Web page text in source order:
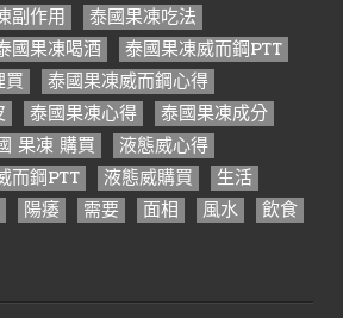
副作用
泰國果凍吃法
國果凍喝酒
泰國果凍威而鋼PTT
泰國果凍威而鋼心得
泰國果凍心得
泰國果凍成分
果凍 購買
液態威心得
而鋼PTT 液態威購買
生活
陽痿 需要 面相 風水 飲食